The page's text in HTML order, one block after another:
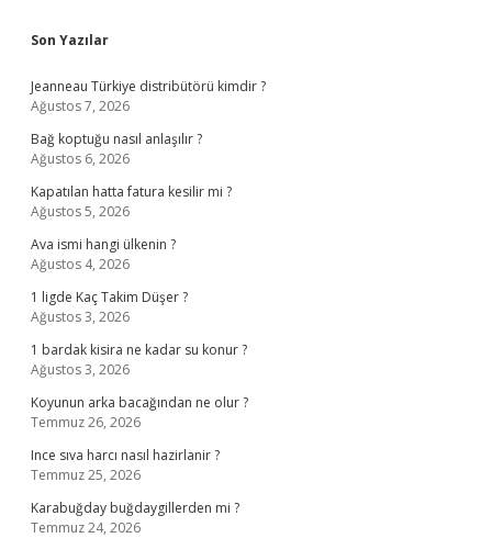
Sidebar
Son Yazılar
Jeanneau Türkiye distribütörü kimdir ?
Ağustos 7, 2026
Bağ koptuğu nasıl anlaşılır ?
Ağustos 6, 2026
Kapatılan hatta fatura kesilir mi ?
Ağustos 5, 2026
Ava ismi hangi ülkenin ?
Ağustos 4, 2026
1 ligde Kaç Takim Düşer ?
Ağustos 3, 2026
1 bardak kisira ne kadar su konur ?
Ağustos 3, 2026
Koyunun arka bacağından ne olur ?
Temmuz 26, 2026
Ince sıva harcı nasıl hazirlanir ?
Temmuz 25, 2026
Karabuğday buğdaygillerden mi ?
Temmuz 24, 2026